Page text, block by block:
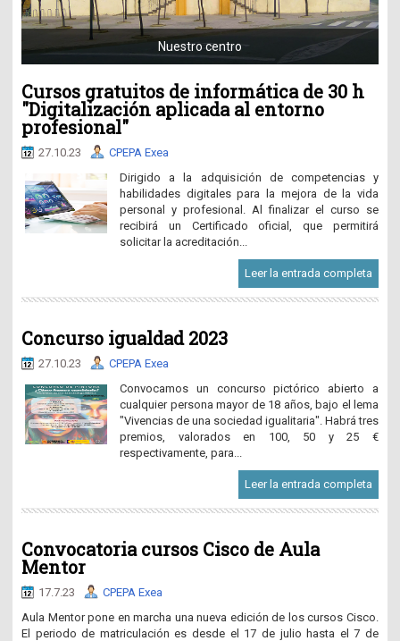
Nuestro centro
Cursos gratuitos de informática de 30 h
"Digitalización aplicada al entorno
profesional"
27.10.23
CPEPA Exea
Dirigido a la adquisición de competencias y
habilidades digitales para la mejora de la vida
personal y profesional. Al finalizar el curso se
recibirá un Certificado oficial, que permitirá
solicitar la acreditación...
Leer la entrada completa
Concurso igualdad 2023
27.10.23
CPEPA Exea
Convocamos un concurso pictórico abierto a
cualquier persona mayor de 18 años, bajo el lema
"Vivencias de una sociedad igualitaria". Habrá tres
premios, valorados en 100, 50 y 25 €
respectivamente, para...
Leer la entrada completa
Convocatoria cursos Cisco de Aula
Mentor
17.7.23
CPEPA Exea
Aula Mentor pone en marcha una nueva edición de los cursos Cisco.
El periodo de matriculación es desde el 17 de julio hasta el 7 de